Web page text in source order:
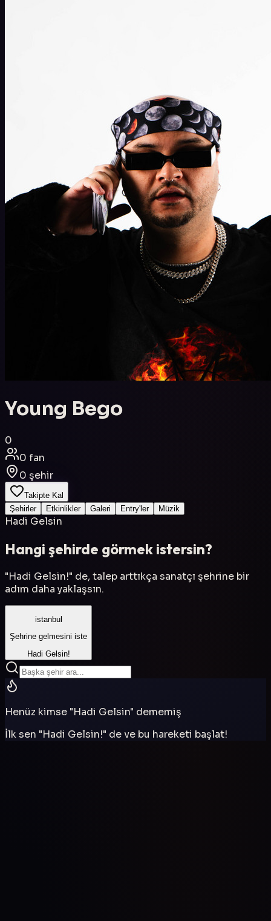
Young Bego
0
0 fan
0 şehir
Takipte Kal
Şehirler
Etkinlikler Galeri Entry'ler Müzik
Hadi Gelsin
Hangi şehirde görmek istersin?
"Hadi Gelsin!" de, talep arttıkça sanatçı şehrine bir
adım daha yaklaşsın.
istanbul
Şehrine gelmesini iste
Hadi Gelsin!
Henüz kimse "Hadi Gelsin" dememiş
İlk sen "Hadi Gelsin!" de ve bu hareketi başlat!